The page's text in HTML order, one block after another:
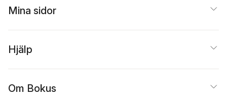
Mina sidor
Hjälp
Om Bokus